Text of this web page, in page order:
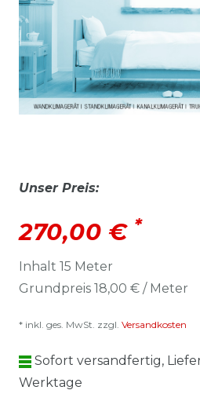
Unser Preis:
270,00 € *
Inhalt 15 Meter
Grundpreis 18,00 € / Meter
* inkl. ges. MwSt. zzgl. Versandkosten
Sofort versandfertig,
Werktage